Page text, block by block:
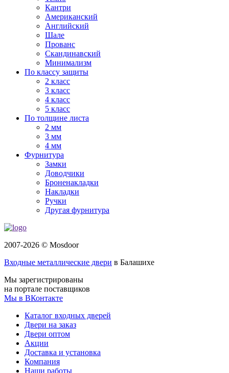
Кантри
Американский
Английский
Шале
Прованс
Скандинавский
Минимализм
По классу защиты
2 класс
3 класс
4 класс
5 класс
По толщине листа
2 мм
3 мм
4 мм
Фурнитура
Замки
Доводчики
Броненакладки
Накладки
Ручки
Другая фурнитура
2007-2026 © Mosdoor
Входные металлические двери в Балашихе
Мы зарегистрированы
на портале поставщиков
Мы в ВКонтакте
Каталог входных дверей
Двери на заказ
Двери оптом
Акции
Доставка и установка
Компания
Наши работы